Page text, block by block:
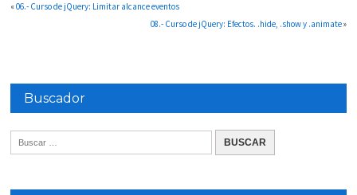
«06.- Curso de jQuery: Limitar alcance eventos
08.- Curso de jQuery: Efectos. .hide, .show y .animate»
Buscador